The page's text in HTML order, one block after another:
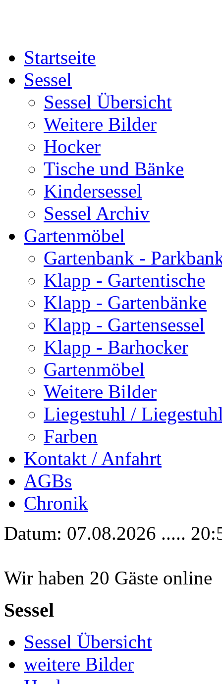
Startseite
Sessel
Sessel Übersicht
Weitere Bilder
Hocker
Tische und Bänke
Kindersessel
Sessel Archiv
Gartenmöbel
Gartenbank -
Klapp - Gartentische
Klapp - Gartenbänke
Klapp - Gartensessel
Klapp - Barhocker
Gartenmöbel
Weitere Bilder
Liegestuhl /
Farben
Kontakt / Anfahrt
AGBs
Chronik
Datum: 07.08.2026 .....
Wir haben 20 Gäste online
Sessel
Sessel Übersicht
weitere Bilder